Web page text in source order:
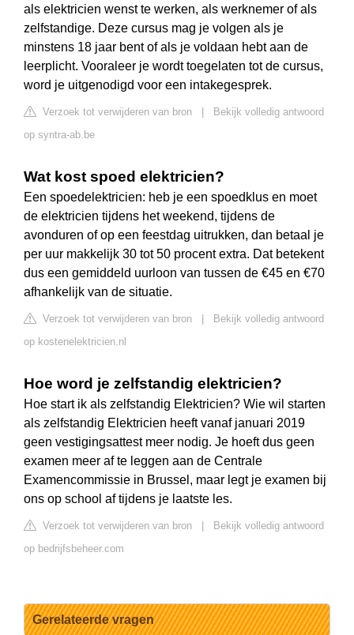
als elektricien wenst te werken, als werknemer of als
zelfstandige. Deze cursus mag je volgen als je
minstens 18 jaar bent of als je voldaan hebt aan de
leerplicht. Vooraleer je wordt toegelaten tot de cursus,
word je uitgenodigd voor een intakegesprek.
Verzoek tot verwijderen van bron
Bekijk volledig antwoord
op syntra-ab.be
Wat kost spoed elektricien?
Een spoedelektricien: heb je een spoedklus en moet
de elektricien tijdens het weekend, tijdens de
avonduren of op een feestdag uitrukken, dan betaal je
per uur makkelijk 30 tot 50 procent extra. Dat betekent
dus een gemiddeld uurloon van tussen de €45 en €70
afhankelijk van de situatie.
Verzoek tot verwijderen van bron
Bekijk volledig antwoord
op kostenelektricien.nl
Hoe word je zelfstandig elektricien?
Hoe start ik als zelfstandig Elektricien? Wie wil starten
als zelfstandig Elektricien heeft vanaf januari 2019
geen vestigingsattest meer nodig. Je hoeft dus geen
examen meer af te leggen aan de Centrale
Examencommissie in Brussel, maar legt je examen bij
ons op school af tijdens je laatste les.
Verzoek tot verwijderen van bron
Bekijk volledig antwoord
op bedrijfsbeheer.com
Gerelateerde vragen